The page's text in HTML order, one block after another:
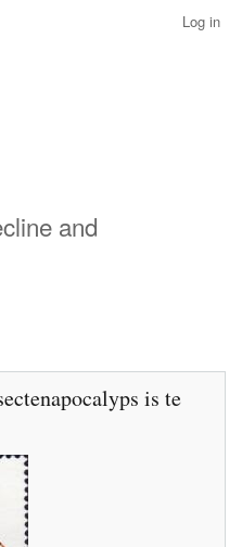
Log in
and
is te